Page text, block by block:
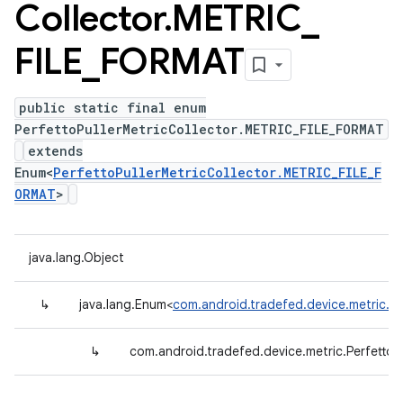
Collector.METRIC
FILE FORMAT
public static final enum
PerfettoPullerMetricCollector.METRIC_FILE_FORMAT
extends
Enum<PerfettoPullerMetricCollector.METRIC_FILE_F
ORMAT>
java.lang.Object
↳ java.lang.Enum<
↳